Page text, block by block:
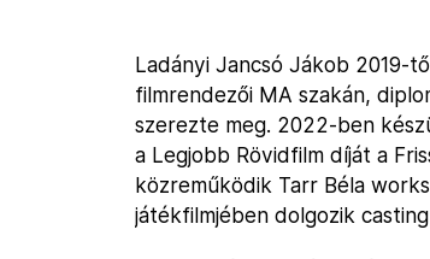
Ladányi Jancsó Jákob 2019-
filmrendezői MA szakán,
szerezte meg. 2022-ben
a Legjobb Rövidfilm díját a
közreműködik Tarr Béla
játékfilmjében dolgozik